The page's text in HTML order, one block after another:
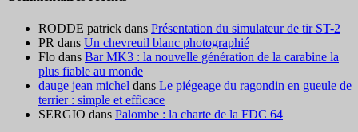
RODDE patrick dans Présentation du simulateur de tir ST-2
PR dans Un chevreuil blanc photographié
Flo dans Bar MK3 : la nouvelle génération de la carabine la
plus fiable au monde
dauge jean michel dans Le piégeage du ragondin en gueule de
terrier : simple et efficace
SERGIO dans Palombe : la charte de la FDC 64